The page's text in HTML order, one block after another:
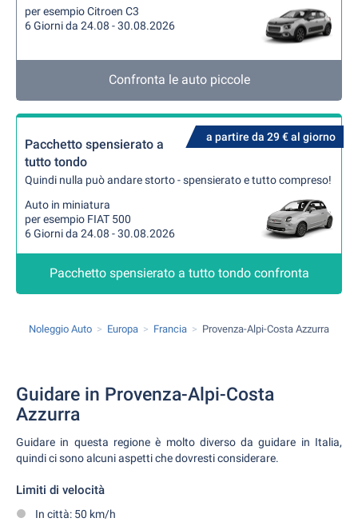
per esempio Citroen C3
6 Giorni da 24.08 - 30.08.2026
Confronta le auto piccole
a partire da 29 € al giorno
Pacchetto spensierato a
tutto tondo
Quindi nulla può andare storto - spensierato e tutto compreso!
Auto in miniatura
per esempio FIAT 500
6 Giorni da 24.08 - 30.08.2026
Pacchetto spensierato a tutto tondo confronta
Noleggio Auto Europa Francia Provenza-Alpi-Costa Azzurra
Guidare in Provenza-Alpi-Costa
Azzurra
Guidare in questa regione è molto diverso da guidare in Italia,
quindi ci sono alcuni aspetti che dovresti considerare.
Limiti di velocità
In città: 50 km/h